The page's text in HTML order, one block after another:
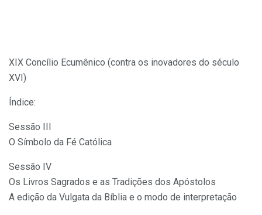
XIX Concílio Ecumênico (contra os inovadores do século
XVI)
Índice:
Sessão III
O Símbolo da Fé Católica
Sessão IV
Os Livros Sagrados e as Tradições dos Apóstolos
A edição da Vulgata da Bíblia e o modo de interpretação